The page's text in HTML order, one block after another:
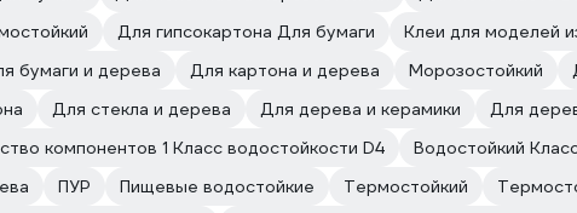
Для гипсокартона Для бумаги
Клеи для моделей
бумаги и дерева Для картона и дерева Морозостойкий
Для стекла и дерева Для дерева и керамики
Для
компонентов 1 Класс водостойкости D4
Водостойкий
ПУР Пищевые водостойкие Термостойкий